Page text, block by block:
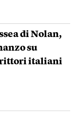
di Nolan,
su
italiani